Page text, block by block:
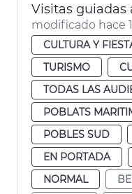
modificado hace
CULTURA Y
TURISMO
TODAS LAS
POBLATS
POBLES SUD
EN PORTADA
NORMAL